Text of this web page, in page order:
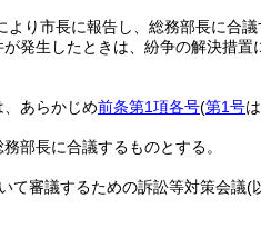
より市長に報告し、総務部長に合議
発生したときは、紛争の解決措置
あらかじめ前条第1項各号(第1号
部長に合議するものとする。
て審議するための訴訟等対策会議(